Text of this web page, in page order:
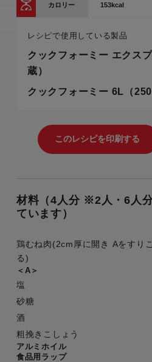
カロリー 153kcal
レシピで使用している製品
クックフォーミー エクス
蔵）
クックフォーミー 6L（250
材料（4人分 ※2人・6人
ています）
鶏むね肉(2cm厚に開き Aをすり
る)
＜A＞
塩
砂糖
酒
粗挽きこしょう
アルミホイル
食品用ラップ